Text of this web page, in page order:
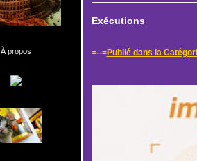
À propos
Exécutions
=--=Publié dans la